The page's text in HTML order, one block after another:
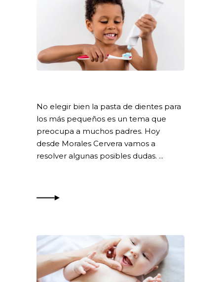
No elegir bien la pasta de dientes para
los más pequeños es un tema que
preocupa a muchos padres. Hoy
desde Morales Cervera vamos a
resolver algunas posibles dudas.